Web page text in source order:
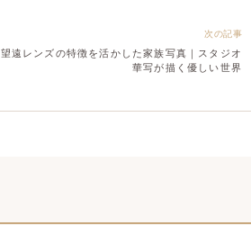
次の記事
望遠レンズの特徴を活かした家族写真｜スタジオ
華写が描く優しい世界